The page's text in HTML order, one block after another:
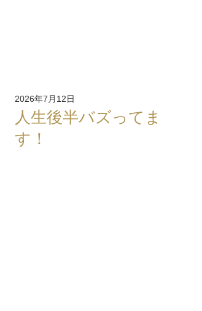
2026年7月12日
人生後半バズってま
す！